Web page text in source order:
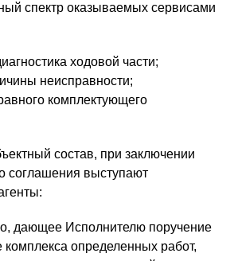
спектр оказываемых сервисами
ходовой части;
неисправности;
комплектующего
состав, при заключении
соглашения выступают
дающее Исполнителю поручение
комплекса определенных работ,